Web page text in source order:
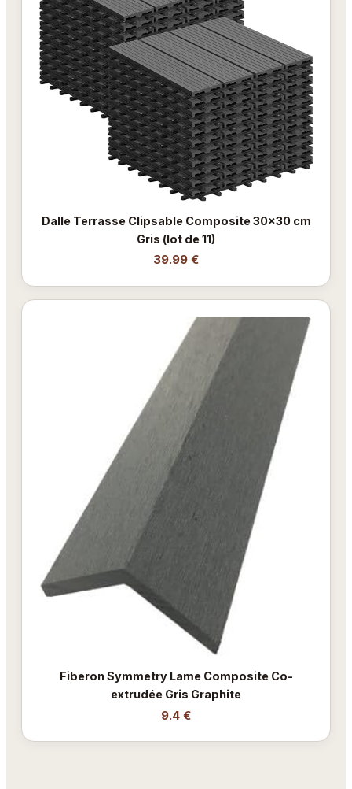
Dalle Terrasse Clipsable Composite 30x30 cm
Gris (lot de 11)
39.99 €
Fiberon Symmetry Lame Composite Co-
extrudée Gris Graphite
9.4 €